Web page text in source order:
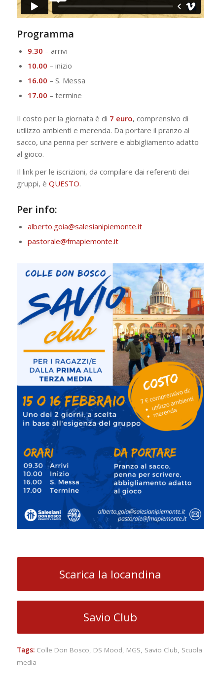
Programma
9.30 – arrivi
10.00 – inizio
16.00 – S. Messa
17.00 – termine
Il costo per la giornata è di 7 euro, comprensivo di
utilizzo ambienti e merenda. Da portare il pranzo al
sacco, una penna per scrivere e abbigliamento adatto
al gioco.
Il link per le iscrizioni, da compilare dai referenti dei
gruppi, è QUESTO.
Per info:
alberto.goia@salesianipiemonte.it
pastorale@fmapiemonte.it
Scarica la locandina
Savio Club
Tags: Colle Don Bosco, DS Mood, MGS, Savio Club, Scuola
media